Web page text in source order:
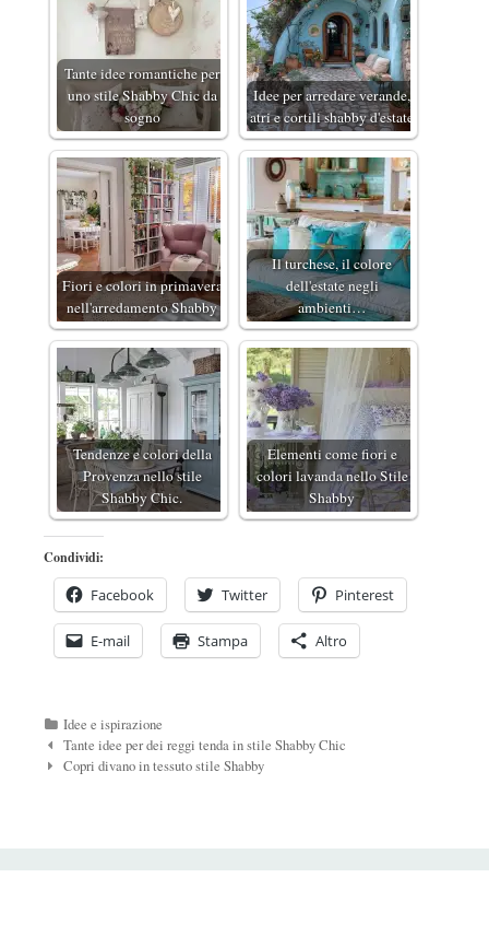
Tante idee romantiche per
uno stile Shabby Chic da
sogno
Idee per arredare verande,
atri e cortili shabby d'estate
Fiori e colori in primavera
nell'arredamento Shabby
Il turchese, il colore
dell'estate negli
ambienti…
Tendenze e colori della
Provenza nello stile
Shabby Chic.
Elementi come fiori e
colori lavanda nello Stile
Shabby
Condividi:
Facebook Twitter Pinterest
E-mail Stampa Altro
Categorie
Idee e ispirazione
Navigazione
Post
Tante idee per dei reggi tenda in stile Shabby Chic
Copri divano in tessuto stile Shabby